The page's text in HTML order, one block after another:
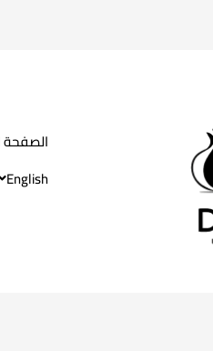
الصفحة
English